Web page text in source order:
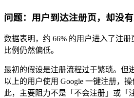
问题：用户到达注册页，却没
数据表明，约 66% 的用户进入了注
比例仍然偏低。
最初的假设是注册流程过于繁琐。但
以上的用户使用 Google 一键注册，
此，主要阻力不是「不会注册」或「